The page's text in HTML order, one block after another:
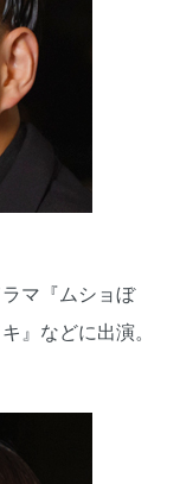
マ『ムショぼ
』などに出演。